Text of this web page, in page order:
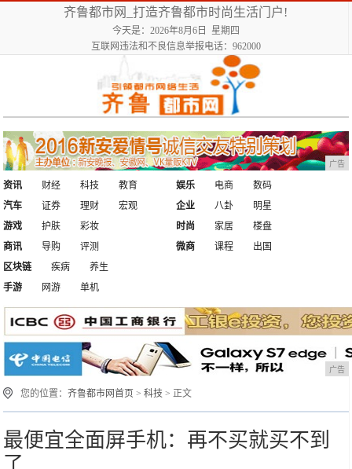
齐鲁都市网_打造齐鲁都市时尚生活门户!
今天是：2026年8月6日 星期四
互联网违法和不良信息举报电话：962000
广告
资讯 财经 科技
教育
汽车
证券 理财 宏观
娱乐 电商
数码
企业
八卦
明星
游戏
护肤
彩妆
商讯
导购 评测
时尚 家居
楼盘
微商
课程
出国
区块链
疾病
养生
手游
网游 单机
广告
您的位置：齐鲁都市网首页 >科技 > 正文
最便宜全面屏手机：再不买就买不到
了